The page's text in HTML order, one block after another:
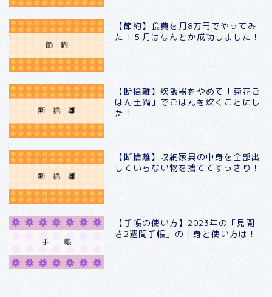
【節約】食費を月8万円でやってみ
た！５月はなんとか成功しました！
【断捨離】炊飯器をやめて「菊花ご
はん土鍋」でごはんを炊くことにし
た！
【断捨離】収納家具の中身を全部出
していらない物を捨ててすっきり！
【手帳の使い方】2023年の「見開
き2週間手帳」の中身と使い方は！